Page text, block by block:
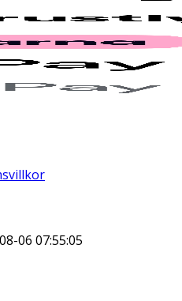
06 07:55:05